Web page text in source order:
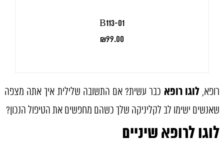
B113-01
₪99.00
רופא,לוגו רופא כבר עשית? אם התשובה שלילית איך אתה מצפה
שאנשים ישימו לב לקליניקה שלך כשהם מחפשים את הטיפול הנכון?
לוגו לרופא שיניים